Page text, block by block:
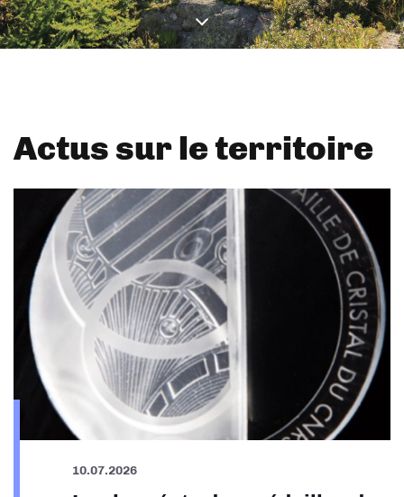
Actus sur le territoire
10.07.2026